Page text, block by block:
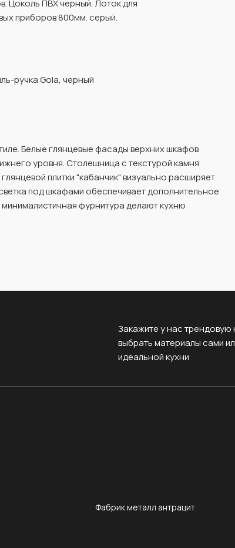
Цоколь ПВХ черный. Лоток для
приборов 800мм. серый.
ручка Gola, черный
Белые глянцевые фасады верхних шкафов
уровня. Столешница с текстурой камня
плитки "кабанчик" визуально расширяет
под шкафами обеспечивает дополнительное
фурнитура делают кухню
Закажите у нас
выбрать материалы сами
идеальной кухни
Фабрик металл антрацит